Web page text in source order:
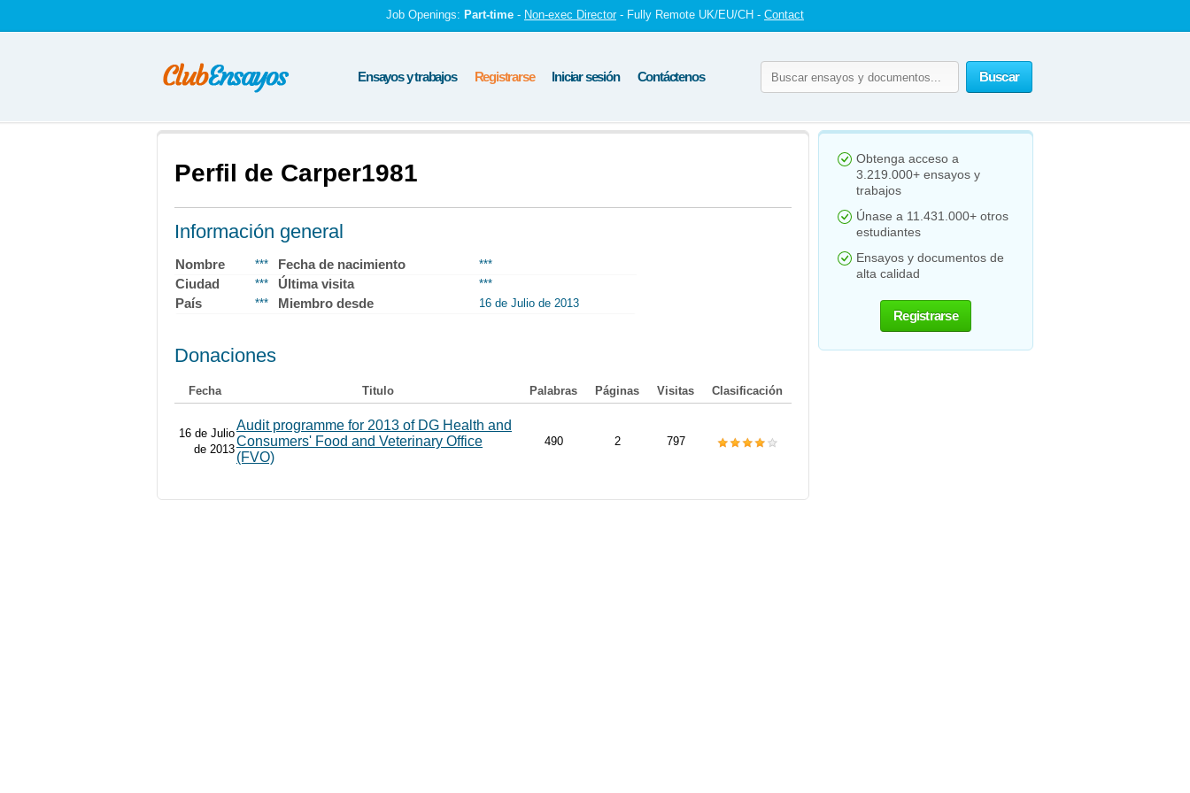
Job Openings: Part-time - Non-exec Director - Fully Remote UK/EU/CH - Contact
Buscar
Ensayos y trabajos Registrarse Iniciar sesión Contáctenos
Perfil de Carper1981
Información general
Nombre *** Fecha de nacimiento ***
Ciudad *** Última visita ***
País *** Miembro desde 16 de Julio de 2013
Donaciones
Fecha Titulo Palabras Páginas Visitas Clasificación
16 de Julio
de 2013
Audit programme for 2013 of DG Health and
Consumers' Food and Veterinary Office
(FVO)
490 2 797
Obtenga acceso a
3.219.000+ ensayos y
trabajos
Únase a 11.431.000+ otros
estudiantes
Ensayos y documentos de
alta calidad
Registrarse